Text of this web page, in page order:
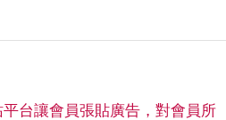
台讓會員張貼廣告，對會員所